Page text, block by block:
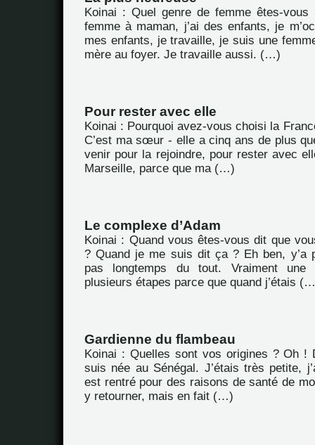
Koinai : Quel genre de femme êtes-
femme à maman, j’ai des enfants, je
mes enfants, je travaille, je suis une
mère au foyer. Je travaille aussi. (…)
Pour rester avec elle
Koinai : Pourquoi avez-vous choisi la
C’est ma sœur - elle a cinq ans de plus
venir pour la rejoindre, pour rester avec
Marseille, parce que ma (…)
Le complexe d’Adam
Koinai : Quand vous êtes-vous dit que
? Quand je me suis dit ça ? Eh ben, y’a
pas longtemps du tout. Vraiment
plusieurs étapes parce que quand j’étais
Gardienne du flambeau
Koinai : Quelles sont vos origines ? Oh !
suis née au Sénégal. J’étais très petite,
est rentré pour des raisons de santé de
y retourner, mais en fait (…)